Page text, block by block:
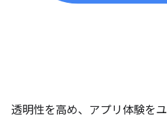
透明性を高め、アプリ体験を